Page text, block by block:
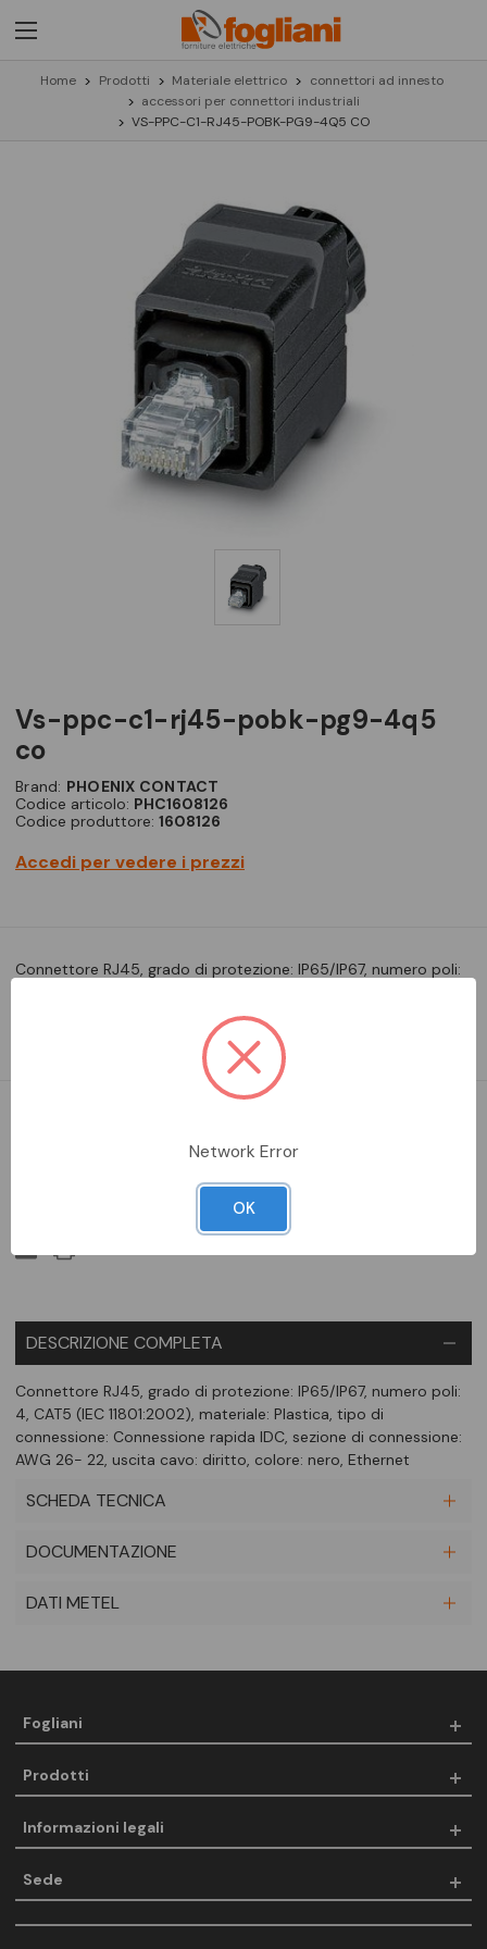
Home Prodotti Materiale elettrico
connettori ad innesto
accessori per connettori industriali
VS-PPC-C1-RJ45-POBK-PG9-4Q5 CO
vs-ppc-c1-rj45-pobk-pg9-4q5
co
Brand: PHOENIX CONTACT
Codice articolo: PHC1608126
Codice produttore: 1608126
Accedi per vedere i prezzi
Connettore RJ45, grado di protezione: IP65/IP67, numero poli:
connessione: Connessione rapida IDC, sezione di connessione:
AWG 26- 22, uscita cavo: diritto, colore: nero, Ethernet
Aggiungi alla comparazione
DESCRIZIONE COMPLETA
Connettore RJ45, grado di protezione: IP65/IP67, numero poli:
4, CAT5 (IEC 11801:2002), materiale: Plastica, tipo di
connessione: Connessione rapida IDC, sezione di connessione:
AWG 26- 22, uscita cavo: diritto, colore: nero, Ethernet
SCHEDA TECNICA
DOCUMENTAZIONE
DATI METEL
Fogliani
Prodotti
Informazioni legali
Sede
Network Error
OK